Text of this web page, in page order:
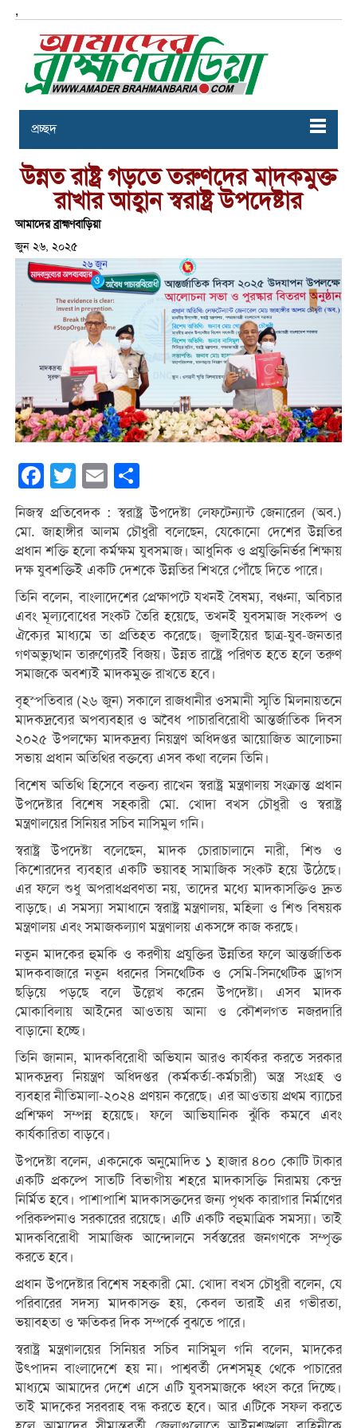
,
প্রচ্ছদ
উন্নত রাষ্ট্র গড়তে তরুণদের মাদকমুক্ত
রাখার আহ্বান স্বরাষ্ট্র উপদেষ্টার
আমাদের ব্রাহ্মণবাড়িয়া
জুন ২৬, ২০২৫
Facebook
Twitter Email
নিজস্ব প্রতিবেদক : স্বরাষ্ট্র উপদেষ্টা লেফটেন্যান্ট জেনারেল (অব.)
মো. জাহাঙ্গীর আলম চৌধুরী বলেছেন, যেকোনো দেশের উন্নতির
প্রধান শক্তি হলো কর্মক্ষম যুবসমাজ। আধুনিক ও প্রযুক্তিনির্ভর শিক্ষায়
দক্ষ যুবশক্তিই একটি দেশকে উন্নতির শিখরে পৌঁছে দিতে পারে।
তিনি বলেন, বাংলাদেশের প্রেক্ষাপটে যখনই বৈষম্য, বঞ্চনা, অবিচার
এবং মূল্যবোধের সংকট তৈরি হয়েছে, তখনই যুবসমাজ সংকল্প ও
ঐক্যের মাধ্যমে তা প্রতিহত করেছে। জুলাইয়ের ছাত্র-যুব-জনতার
গণঅভ্যুত্থান তারুণ্যেরই বিজয়। উন্নত রাষ্ট্রে পরিণত হতে হলে তরুণ
সমাজকে অবশ্যই মাদকমুক্ত রাখতে হবে।
বৃহস্পতিবার (২৬ জুন) সকালে রাজধানীর ওসমানী স্মৃতি মিলনায়তনে
মাদকদ্রব্যের অপব্যবহার ও অবৈধ পাচারবিরোধী আন্তর্জাতিক দিবস
২০২৫ উপলক্ষ্যে মাদকদ্রব্য নিয়ন্ত্রণ অধিদপ্তর আয়োজিত আলোচনা
সভায় প্রধান অতিথির বক্তব্যে এসব কথা বলেন তিনি।
বিশেষ অতিথি হিসেবে বক্তব্য রাখেন স্বরাষ্ট্র মন্ত্রণালয় সংক্রান্ত প্রধান
উপদেষ্টার বিশেষ সহকারী মো. খোদা বখস চৌধুরী ও স্বরাষ্ট্র
মন্ত্রণালয়ের সিনিয়র সচিব নাসিমুল গনি।
স্বরাষ্ট্র উপদেষ্টা বলেছেন, মাদক চোরাচালানে নারী, শিশু ও
কিশোরদের ব্যবহার একটি ভয়াবহ সামাজিক সংকট হয়ে উঠেছে।
এর ফলে শুধু অপরাধপ্রবণতা নয়, তাদের মধ্যে মাদকাসক্তিও দ্রুত
বাড়ছে। এ সমস্যা সমাধানে স্বরাষ্ট্র মন্ত্রণালয়, মহিলা ও শিশু বিষয়ক
মন্ত্রণালয় এবং সমাজকল্যাণ মন্ত্রণালয় একসঙ্গে কাজ করছে।
নতুন মাদকের হুমকি ও করণীয় প্রযুক্তির উন্নতির ফলে আন্তর্জাতিক
মাদকবাজারে নতুন ধরনের সিনথেটিক ও সেমি-সিনথেটিক ড্রাগস
ছড়িয়ে পড়ছে বলে উল্লেখ করেন উপদেষ্টা। এসব মাদক
মোকাবিলায় আইনের আওতায় আনা ও কৌশলগত নজরদারি
বাড়ানো হচ্ছে।
তিনি জানান, মাদকবিরোধী অভিযান আরও কার্যকর করতে সরকার
মাদকদ্রব্য নিয়ন্ত্রণ অধিদপ্তর (কর্মকর্তা-কর্মচারী) অস্ত্র সংগ্রহ ও
ব্যবহার নীতিমালা-২০২৪ প্রণয়ন করেছে। এর আওতায় প্রথম ব্যাচের
প্রশিক্ষণ সম্পন্ন হয়েছে। ফলে আভিযানিক ঝুঁকি কমবে এবং
কার্যকারিতা বাড়বে।
উপদেষ্টা বলেন, একনেকে অনুমোদিত ১ হাজার ৪০০ কোটি টাকার
একটি প্রকল্পে সাতটি বিভাগীয় শহরে মাদকাসক্তি নিরাময় কেন্দ্র
নির্মিত হবে। পাশাপাশি মাদকাসক্তদের জন্য পৃথক কারাগার নির্মাণের
পরিকল্পনাও সরকারের রয়েছে। এটি একটি বহুমাত্রিক সমস্যা। তাই
মাদকবিরোধী সামাজিক আন্দোলনে সর্বস্তরের জনগণকে সম্পৃক্ত
করতে হবে।
প্রধান উপদেষ্টার বিশেষ সহকারী মো. খোদা বখস চৌধুরী বলেন, যে
পরিবারের সদস্য মাদকাসক্ত হয়, কেবল তারাই এর গভীরতা,
ভয়াবহতা ও ক্ষতিকর দিক সম্পর্কে বুঝতে পারে।
স্বরাষ্ট্র মন্ত্রণালয়ের সিনিয়র সচিব নাসিমুল গনি বলেন, মাদকের
উৎপাদন বাংলাদেশে হয় না। পাশ্ববর্তী দেশসমূহ থেকে পাচারের
মাধ্যমে আমাদের দেশে এসে এটি যুবসমাজকে ধ্বংস করে দিচ্ছে।
তাই মাদকের সরবরাহ বন্ধ করতে হবে। আর এটিকে সফল করতে